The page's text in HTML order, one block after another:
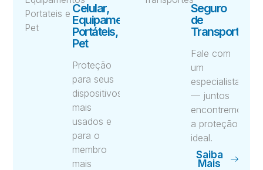
Celular,
Equipamentos
Portáteis,
Pet
Proteção
para seus
dispositivos
mais
usados e
para o
membro
mais
Seguro
de
Transportes
Fale com
um
especialista
— juntos
encontremos
a proteção
ideal.
Saiba
Mais